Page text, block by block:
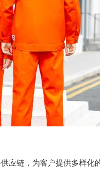
应链，为客户提供多样